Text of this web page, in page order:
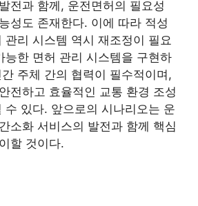
전과 함께, 운전면허의 필요성
성도 존재한다. 이에 따라 적성
관리 시스템 역시 재조정이 필요
능한 면허 관리 시스템을 구현하
주체 간의 협력이 필수적이며,
전하고 효율적인 교통 환경 조성
수 있다. 앞으로의 시나리오는 운
소화 서비스의 발전과 함께 핵심
할 것이다.